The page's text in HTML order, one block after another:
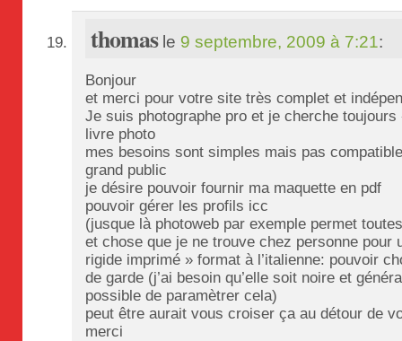
thomasle 9 septembre, 2009 à 7:21:
Bonjour
et merci pour votre site très complet et
Je suis photographe pro et je cherche
livre photo
mes besoins sont simples mais pas
grand public
je désire pouvoir fournir ma maquette en pdf
pouvoir gérer les profils icc
(jusque là photoweb par exemple permet
et chose que je ne trouve chez personne pour
rigide imprimé » format à l’italienne: pouvoir
de garde (j’ai besoin qu’elle soit noire et
possible de paramètrer cela)
peut être aurait vous croiser ça au détour de
merci